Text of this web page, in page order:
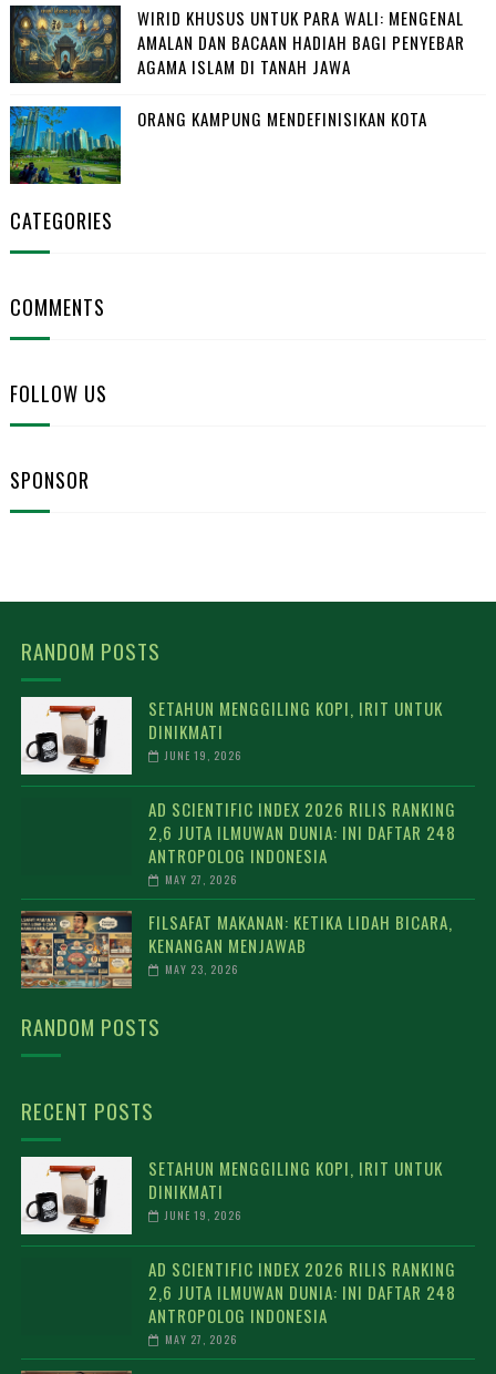
WIRID KHUSUS UNTUK PARA WALI: MENGENAL
AMALAN DAN BACAAN HADIAH BAGI PENYEBAR
AGAMA ISLAM DI TANAH JAWA
ORANG KAMPUNG MENDEFINISIKAN KOTA
CATEGORIES
COMMENTS
FOLLOW US
SPONSOR
RANDOM POSTS
SETAHUN MENGGILING KOPI, IRIT UNTUK
DINIKMATI
JUNE 19, 2026
AD SCIENTIFIC INDEX 2026 RILIS RANKING
2,6 JUTA ILMUWAN DUNIA: INI DAFTAR 248
ANTROPOLOG INDONESIA
MAY 27, 2026
FILSAFAT MAKANAN: KETIKA LIDAH BICARA,
KENANGAN MENJAWAB
MAY 23, 2026
RANDOM POSTS
RECENT POSTS
SETAHUN MENGGILING KOPI, IRIT UNTUK
DINIKMATI
JUNE 19, 2026
AD SCIENTIFIC INDEX 2026 RILIS RANKING
2,6 JUTA ILMUWAN DUNIA: INI DAFTAR 248
ANTROPOLOG INDONESIA
MAY 27, 2026